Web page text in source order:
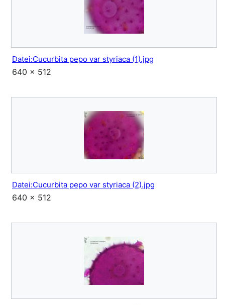
Datei:Cucurbita pepo var styriaca (1).jpg
640 × 512
Datei:Cucurbita pepo var styriaca (2).jpg
640 × 512